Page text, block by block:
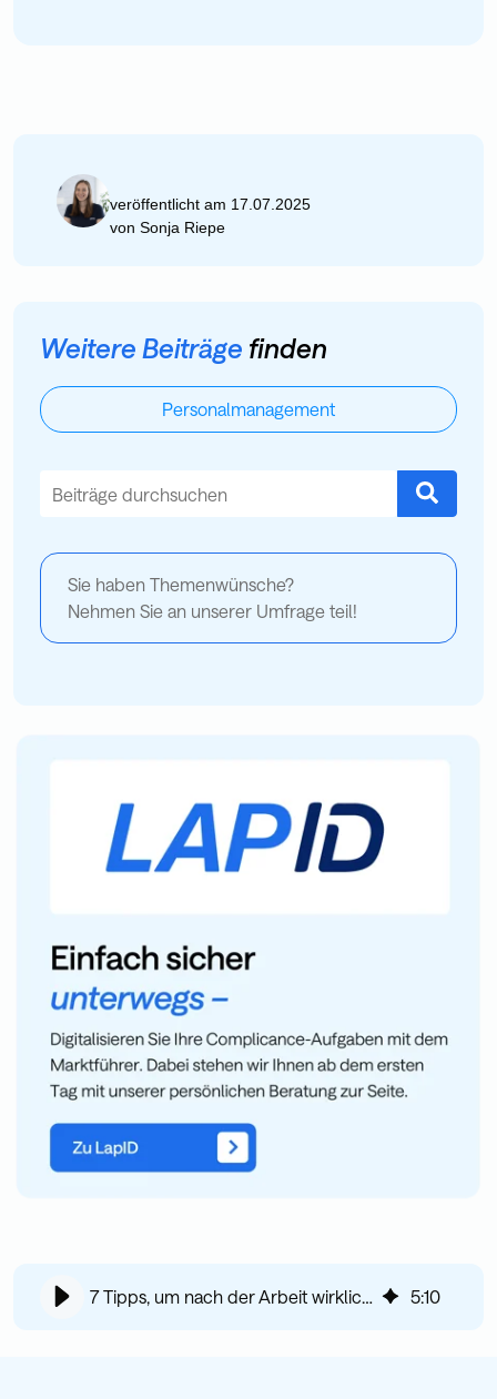
veröffentlicht am 17.07.2025
von Sonja Riepe
Weitere Beiträge finden
Personalmanagement
Dies ist ein Suchfeld mit einer automatischen
Sie haben Themenwünsche?
Nehmen Sie an unserer Umfrage teil!
5:10